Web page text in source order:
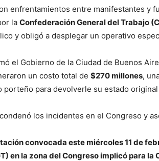
enfrentamientos entre manifestantes y
la Confederación General del Trabajo
y obligó a desplegar un operativo
el Gobierno de la Ciudad de Buenos
un costo total de $270 millones,
porteño para devolverle su estado
los incidentes en el Congreso y
convocada este miércoles 11 de
en la zona del Congreso implicó para